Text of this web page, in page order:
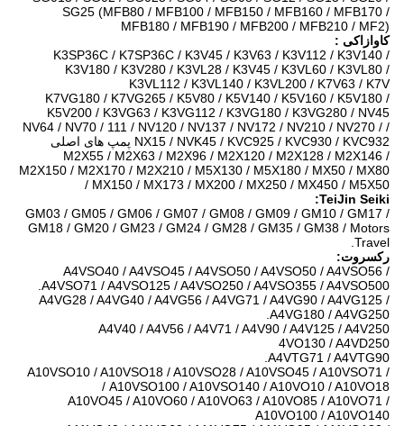
SG25 (MFB80 / MFB100 / MFB150 / MFB160 / MFB170 /
MFB180 / MFB190 / MFB200 / MFB210 / MF2)
کاوازاکی :
K3SP36C / K7SP36C / K3V45 / K3V63 / K3V112 / K3V140 /
K3V180 / K3V280 / K3VL28 / K3V45 / K3VL60 / K3VL80 /
K3VL112 / K3VL140 / K3VL200 / K7V63 / K7V
K7VG180 / K7VG265 / K5V80 / K5V140 / K5V160 / K5V180 /
K5V200 / K3VG63 / K3VG112 / K3VG180 / K3VG280 / NV45
/ NV64 / NV70 / 111 / NV120 / NV137 / NV172 / NV210 / NV270 /
NX15 / NVK45 / KVC925 / KVC930 / KVC932 پمپ های اصلی
M2X55 / M2X63 / M2X96 / M2X120 / M2X128 / M2X146 /
M2X150 / M2X170 / M2X210 / M5X130 / M5X180 / MX50 / MX80
/ MX150 / MX173 / MX200 / MX250 / MX450 / M5X50
TeiJin Seiki:
GM03 / GM05 / GM06 / GM07 / GM08 / GM09 / GM10 / GM17 /
GM18 / GM20 / GM23 / GM24 / GM28 / GM35 / GM38 / Motors
Travel.
رکسروت:
A4VSO40 / A4VSO45 / A4VSO50 / A4VSO50 / A4VSO56 /
A4VSO71 / A4VSO125 / A4VSO250 / A4VSO355 / A4VSO500.
A4VG28 / A4VG40 / A4VG56 / A4VG71 / A4VG90 / A4VG125 /
A4VG180 / A4VG250.
A4V40 / A4V56 / A4V71 / A4V90 / A4V125 / A4V250
4VO130 / A4VD250
A4VTG71 / A4VTG90.
A10VSO10 / A10VSO18 / A10VSO28 / A10VSO45 / A10VSO71 /
A10VSO100 / A10VSO140 / A10VO10 / A10VO18 /
A10VO45 / A10VO60 / A10VO63 / A10VO85 / A10VO71 /
A10VO100 / A10VO140